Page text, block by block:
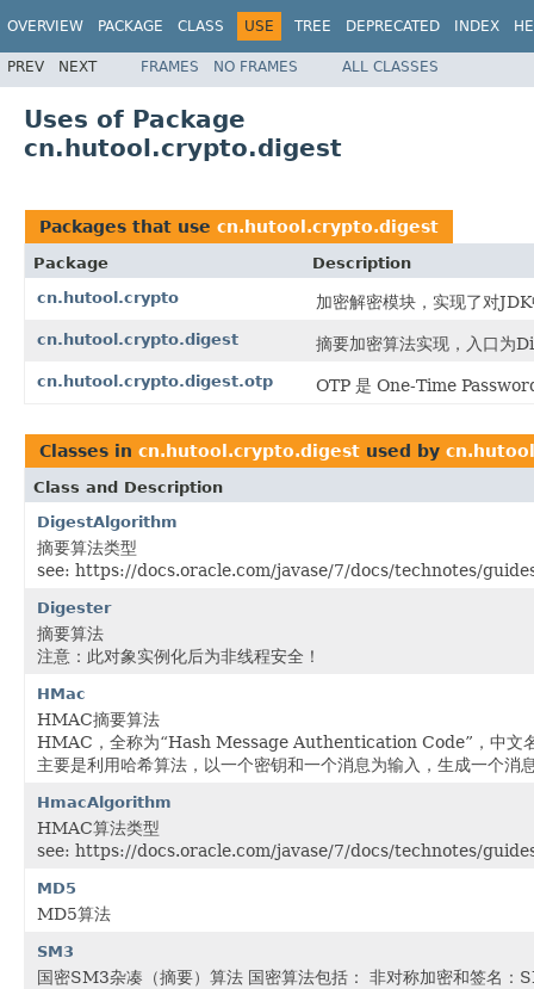
OVERVIEW PACKAGE CLASS USE TREE DEPRECATED INDEX
PREV NEXT FRAMES NO FRAMES ALL CLASSES
Uses of Package
cn.hutool.crypto.digest
Packages that use cn.hutool.crypto.digest
Package
Description
cn.hutool.crypto
加密解密模块，实现了对
cn.hutool.crypto.digest 摘要加密算法实现，入口为
cn.hutool.crypto.digest.otp OTP 是 One-Time
Classes in cn.hutool.crypto.digest used by
Class and Description
DigestAlgorithm
摘要算法类型
see: https://docs.oracle.com/javase/7/docs/technotes/
Digester
摘要算法
注意：此对象实例化后为非线程安全！
HMac
HMAC摘要算法
HMAC，全称为“Hash Message Authentication Code”，中文
主要是利用哈希算法，以一个密钥和一个消息为输入，生成一个消
HmacAlgorithm
HMAC算法类型
see: https://docs.oracle.com/javase/7/docs/technotes/
MD5
MD5算法
SM3
国密SM3杂凑（摘要）算法 国密算法包括： 非对称加密和签名